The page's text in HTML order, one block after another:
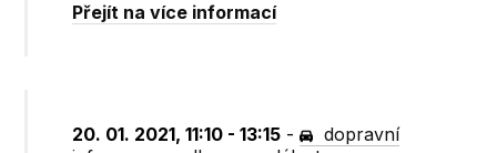
Přejít na více informací
20. 01. 2021, 11:10 - 13:15 -
dopravní